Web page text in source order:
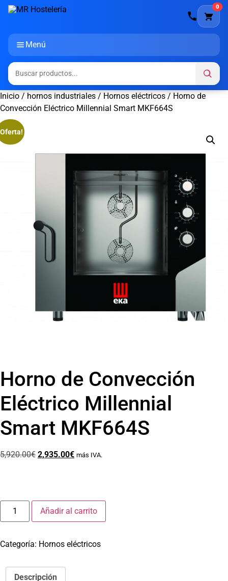
Menú
0
Inicio / hornos industriales / Hornos eléctricos / Horno de
Convección Eléctrico Millennial Smart MKF664S
Horno de Convección
Eléctrico Millennial
Smart MKF664S
5,920.00€ 2,935.00€ más IVA.
Añadir al carrito
Categoría: Hornos eléctricos
Descripción